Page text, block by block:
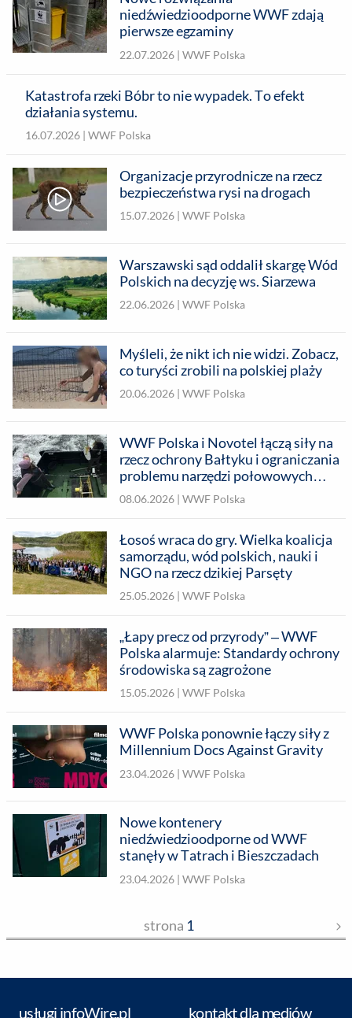
niedźwiedzioodporne WWF zdają
pierwsze egzaminy
22.07.2026 | WWF Polska
Katastrofa rzeki Bóbr to nie wypadek. To efekt
działania systemu.
16.07.2026 | WWF Polska
Organizacje przyrodnicze na rzecz
bezpieczeństwa rysi na drogach
15.07.2026 | WWF Polska
Warszawski sąd oddalił skargę Wód
Polskich na decyzję ws. Siarzewa
22.06.2026 | WWF Polska
Myśleli, że nikt ich nie widzi. Zobacz,
co turyści zrobili na polskiej plaży
20.06.2026 | WWF Polska
WWF Polska i Novotel łączą siły na
rzecz ochrony Bałtyku i ograniczania
problemu narzędzi połowowych
stanowiących odpady
08.06.2026 | WWF Polska
Łosoś wraca do gry. Wielka koalicja
samorządu, wód polskich, nauki i
NGO na rzecz dzikiej Parsęty
25.05.2026 | WWF Polska
„Łapy precz od przyrody” – WWF
Polska alarmuje: Standardy ochrony
środowiska są zagrożone
15.05.2026 | WWF Polska
WWF Polska ponownie łączy siły z
Millennium Docs Against Gravity
23.04.2026 | WWF Polska
Nowe kontenery
niedźwiedzioodporne od WWF
stanęły w Tatrach i Bieszczadach
23.04.2026 | WWF Polska
strona 1
usługi infoWire.pl kontakt dla mediów